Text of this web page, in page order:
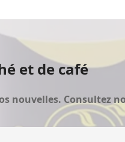
et de café
nouvelles. Consultez